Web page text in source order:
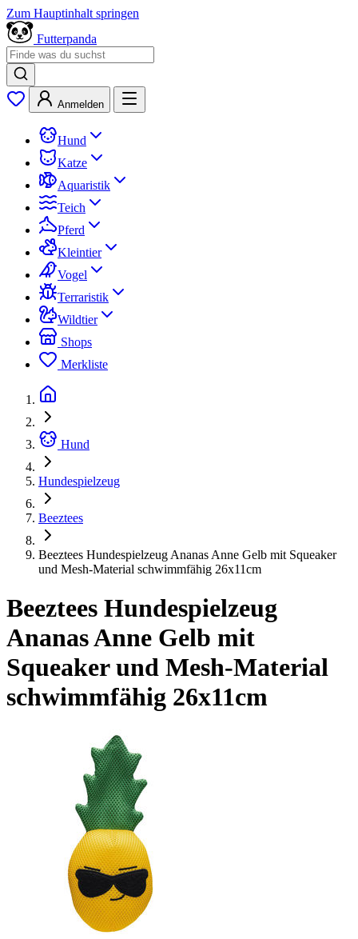
Zum Hauptinhalt springen
Futterpanda
Anmelden
Hund
Katze
Aquaristik
Teich
Pferd
Kleintier
Vogel
Terraristik
Wildtier
Shops
Merkliste
Hund
Hundespielzeug
Beeztees
Beeztees Hundespielzeug Ananas Anne Gelb mit Squeaker
und Mesh-Material schwimmfähig 26x11cm
Beeztees Hundespielzeug
Ananas Anne Gelb mit
Squeaker und Mesh-Material
schwimmfähig 26x11cm